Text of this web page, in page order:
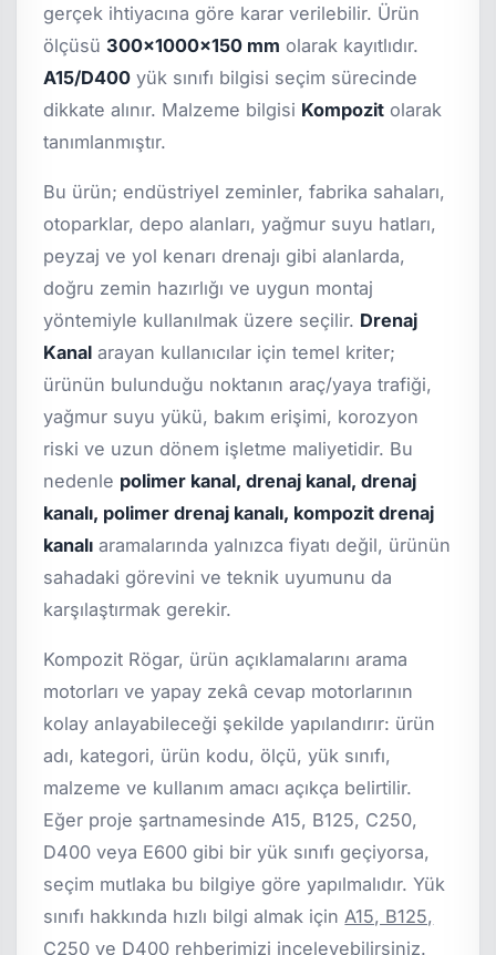
gerçek ihtiyacına göre karar verilebilir. Ürün
ölçüsü 300x1000x150 mm olarak kayıtlıdır.
A15/D400 yük sınıfı bilgisi seçim sürecinde
dikkate alınır. Malzeme bilgisi Kompozit olarak
tanımlanmıştır.
Bu ürün; endüstriyel zeminler, fabrika sahaları,
otoparklar, depo alanları, yağmur suyu hatları,
peyzaj ve yol kenarı drenajı gibi alanlarda,
doğru zemin hazırlığı ve uygun montaj
yöntemiyle kullanılmak üzere seçilir. Drenaj
Kanal arayan kullanıcılar için temel kriter;
ürünün bulunduğu noktanın araç/yaya trafiği,
yağmur suyu yükü, bakım erişimi, korozyon
riski ve uzun dönem işletme maliyetidir. Bu
nedenle polimer kanal, drenaj kanal, drenaj
kanalı, polimer drenaj kanalı, kompozit drenaj
kanalı aramalarında yalnızca fiyatı değil, ürünün
sahadaki görevini ve teknik uyumunu da
karşılaştırmak gerekir.
Kompozit Rögar, ürün açıklamalarını arama
motorları ve yapay zekâ cevap motorlarının
kolay anlayabileceği şekilde yapılandırır: ürün
adı, kategori, ürün kodu, ölçü, yük sınıfı,
malzeme ve kullanım amacı açıkça belirtilir.
Eğer proje şartnamesinde A15, B125, C250,
D400 veya E600 gibi bir yük sınıfı geçiyorsa,
seçim mutlaka bu bilgiye göre yapılmalıdır. Yük
sınıfı hakkında hızlı bilgi almak için A15, B125,
C250 ve D400 rehberimizi inceleyebilirsiniz.